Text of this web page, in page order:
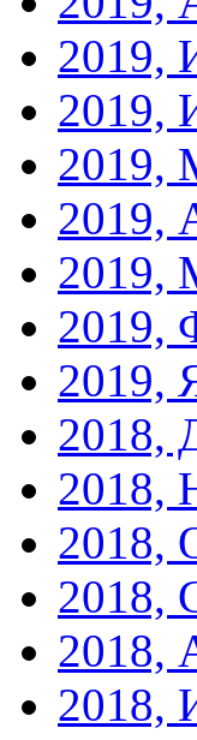
2019,
2019,
2019,
2019,
2019,
2019,
2019,
2018,
2018,
2018,
2018,
2018,
2018,